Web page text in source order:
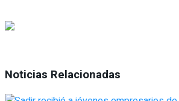
Noticias Relacionadas